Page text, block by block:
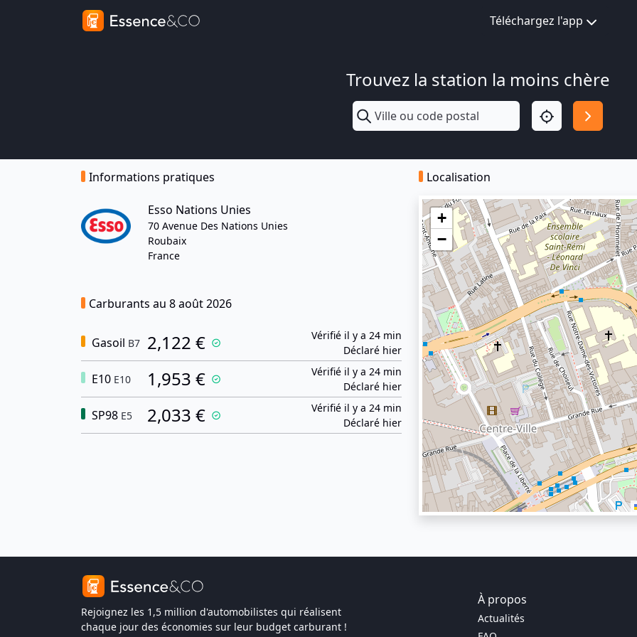
Téléchargez l'app
Trouvez la station la moins chère
Informations pratiques
Esso Nations Unies
70 Avenue Des Nations Unies
Roubaix
France
Carburants au 8 août 2026
Gasoil B7 2,122 €
Vérifié il y a 24 min
Déclaré hier
E10 E10 1,953 €
Vérifié il y a 24 min
Déclaré hier
SP98 E5 2,033 €
Vérifié il y a 24 min
Déclaré hier
Localisation
+
−
Rejoignez les 1,5 million d'automobilistes qui réalisent
chaque jour des économies sur leur budget carburant !
À propos
Actualités